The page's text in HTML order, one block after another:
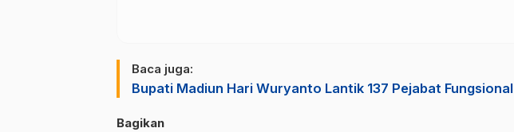
Baca juga:
Bupati Madiun Hari Wuryanto Lantik 137 Pejabat Fungsional
Bagikan